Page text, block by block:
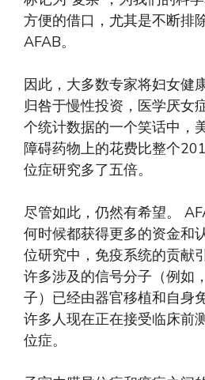
方便的借口，尤其是不断排
AFAB。
因此，大多数专家将妇女健
归咎于慢性投资，医学厌女
个统计数据的一个笑话中，
障碍药物上的花费比整个
位症研究多了五倍。
尽管如此，仍然有希望。
何时候都获得更多的资金和
位研究中，免疫系统的贡献
许多涉及的信号分子（例如
子）已经由器官移植和自身
许多人现在正在接受临床前
位症。